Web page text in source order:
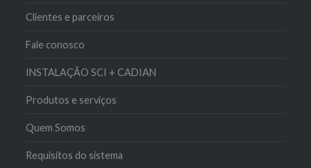
Clientes e parceiros
Fale conosco
INSTALAÇÃO SCI + CADIAN
Produtos e serviços
Quem Somos
Requisitos do sistema